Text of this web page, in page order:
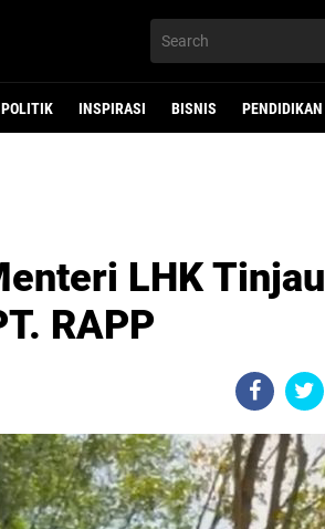
POLITIK INSPIRASI BISNIS PENDIDIKAN
LHK Tinjau
RAPP